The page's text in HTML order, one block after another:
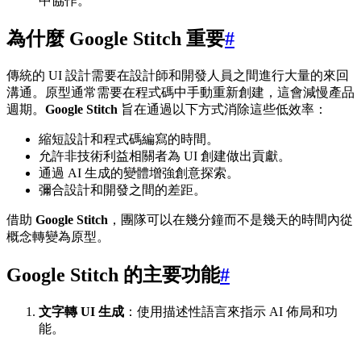
為什麼 Google Stitch 重要#
傳統的 UI 設計需要在設計師和開發人員之間進行大量的來回
溝通。原型通常需要在程式碼中手動重新創建，這會減慢產品
週期。 Google Stitch 旨在通過以下方式消除這些低效率：
縮短設計和程式碼編寫的時間。
允許非技術利益相關者為 UI 創建做出貢獻。
通過 AI 生成的變體增強創意探索。
彌合設計和開發之間的差距。
借助 Google Stitch ，團隊可以在幾分鐘而不是幾天的時間內從
概念轉變為原型。
Google Stitch 的主要功能#
文字轉 UI 生成 ：使用描述性語言來指示 AI 佈局和功
能。